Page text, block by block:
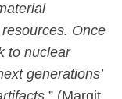
Once
to nuclear
generations’